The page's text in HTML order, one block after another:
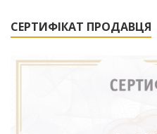
СЕРТИФІКАТ ПРОДАВЦЯ